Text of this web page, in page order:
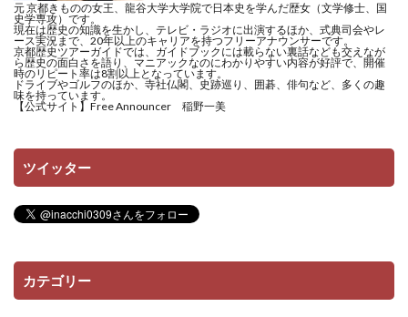
元 京都きものの女王、龍谷大学大学院で日本史を学んだ歴女（文学修士、国
史学専攻）です。
現在は歴史の知識を生かし、テレビ・ラジオに出演するほか、式典司会やレ
ース実況まで、20年以上のキャリアを持つフリーアナウンサーです。
京都歴史ツアーガイドでは、ガイドブックには載らない裏話なども交えなが
ら歴史の面白さを語り、マニアックなのにわかりやすい内容が好評で、開催
時のリピート率は8割以上となっています。
ドライブやゴルフのほか、寺社仏閣、史跡巡り、囲碁、俳句など、多くの趣
味を持っています。
【公式サイト】 Free Announcer 稲野一美
ツイッター
カテゴリー